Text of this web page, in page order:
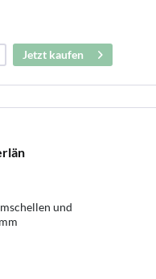
Jetzt kaufen
und